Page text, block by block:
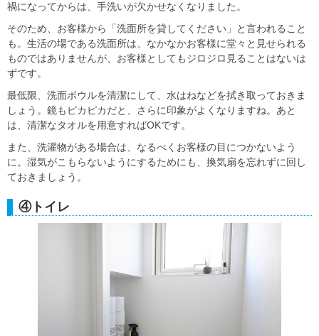
禍になってからは、手洗いが欠かせなくなりました。
そのため、お客様から「洗面所を貸してください」と言われること
も。生活の場である洗面所は、なかなかお客様に堂々と見せられる
ものではありませんが、お客様としてもジロジロ見ることはないは
ずです。
最低限、洗面ボウルを清潔にして、水はねなどを拭き取っておきま
しょう。鏡もピカピカだと、さらに印象がよくなりますね。あと
は、清潔なタオルを用意すればOKです。
また、洗濯物がある場合は、なるべくお客様の目につかないよう
に。湿気がこもらないようにするためにも、換気扇を忘れずに回し
ておきましょう。
④トイレ